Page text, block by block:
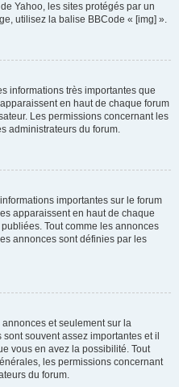
Yahoo, les sites protégés par un
utilisez la balise BBCode « [img] ».
informations très importantes que
en haut de chaque forum
Les permissions concernant les
administrateurs du forum.
importantes sur le forum
apparaissent en haut de chaque
Tout comme les annonces
annonces sont définies par les
et seulement sur la
souvent assez importantes et il
vous en avez la possibilité. Tout
les permissions concernant
du forum.